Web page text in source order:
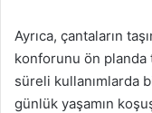
Ayrıca, çantaların
konforunu ön planda
süreli kullanımlarda
günlük yaşamın